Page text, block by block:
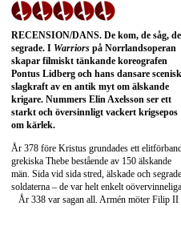
RECENSION/DANS. De kom, de såg, de
segrade. I Warriors på Norrlandsoperan
skapar filmiskt tänkande koreografen
Pontus Lidberg och hans dansare scenisk
slagkraft av en antik myt om älskande
krigare. Nummers Elin Axelsson ser ett
starkt och översinnligt vackert krigsepos
om kärlek.
År 378 före Kristus grundades ett
grekiska Thebe bestående av 150 älskande
män. Sida vid sida stred, älskade och segrade
soldaterna – de var helt enkelt
År 338 var sagan all. Armén möter Filip II